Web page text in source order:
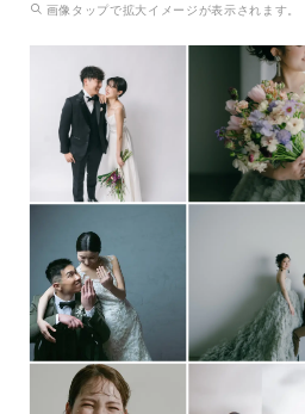
画像 タップで拡大イメージが表示されます。